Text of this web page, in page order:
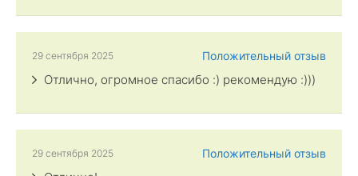
Положительный отзыв
29 сентября 2025
Отлично, огромное спасибо :) рекомендую :)))
Положительный отзыв
29 сентября 2025